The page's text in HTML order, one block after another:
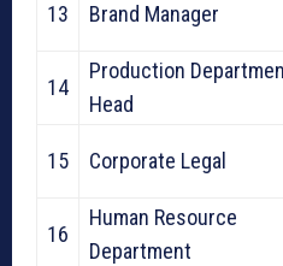
13 Brand Manager
14
Production
Head
15 Corporate Legal
16
Human Resource
Department